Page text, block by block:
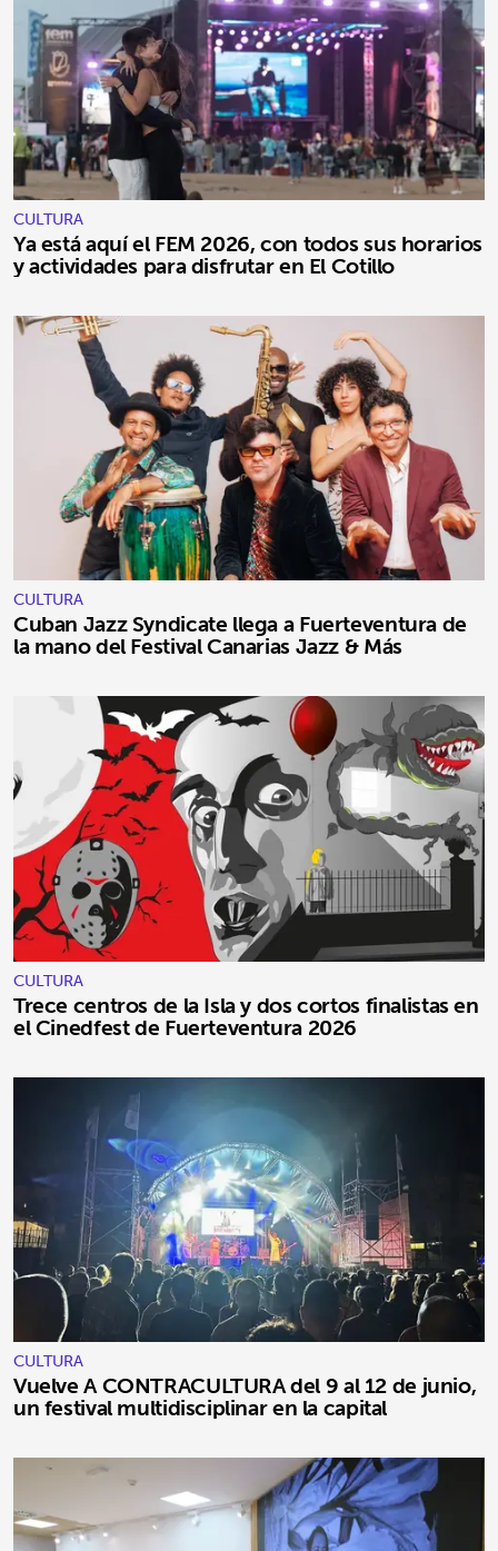
CULTURA
Ya está aquí el FEM 2026, con todos sus horarios
y actividades para disfrutar en El Cotillo
CULTURA
Cuban Jazz Syndicate llega a Fuerteventura de
la mano del Festival Canarias Jazz & Más
CULTURA
Trece centros de la Isla y dos cortos finalistas en
el Cinedfest de Fuerteventura 2026
CULTURA
Vuelve A CONTRACULTURA del 9 al 12 de junio,
un festival multidisciplinar en la capital